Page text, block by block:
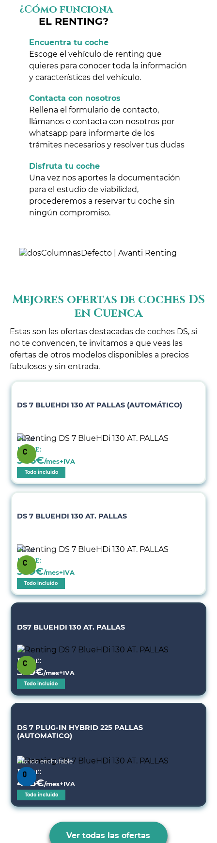
¿Cómo funciona
EL RENTING?
Encuentra tu coche
Escoge el vehículo de renting que
quieres para conocer toda la información
y características del vehículo.
Contacta con nosotros
Rellena el formulario de contacto,
llámanos o contacta con nosotros por
whatsapp para informarte de los
trámites necesarios y resolver tus dudas
Disfruta tu coche
Una vez nos aportes la documentación
para el estudio de viabilidad,
procederemos a reservar tu coche sin
ningún compromiso.
Mejores ofertas de coches DS
en Cuenca
Estas son las ofertas destacadas de coches DS, si
no te convencen, te invitamos a que veas las
ofertas de otros modelos disponibles a precios
fabulosos y sin entrada.
DS 7 BLUEHDI 130 AT PALLAS (AUTOMÁTICO)
Diésel
Desde:
346€/mes+IVA
Todo incluido
DS 7 BLUEHDI 130 AT. PALLAS
Diésel
Desde:
399€/mes+IVA
Todo incluido
DS7 BLUEHDI 130 AT. PALLAS
Desde:
399€/mes+IVA
Todo incluido
DS 7 PLUG-IN HYBRID 225 PALLAS
(AUTOMATICO)
Híbrido enchufable
Desde:
495€/mes+IVA
Todo incluido
Ver todas las ofertas